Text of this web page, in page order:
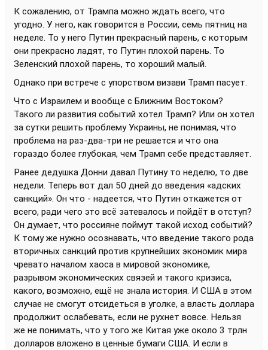
К сожалению, от Трампа можно ждать всего, что
угодно. У него, как говорится в России, семь пятниц на
неделе. То у него Путин прекрасный парень, с которым
они прекрасно ладят, то Путин плохой парень. То
Зеленский плохой парень, то хороший малый.
Однако при встрече с упорством визави Трамп пасует.
Что с Израилем и вообще с Ближним Востоком?
Такого ли развития событий хотел Трамп? Или он хотел
за сутки решить проблему Украины, не понимая, что
проблема на раз-два-три не решается и что она
гораздо более глубокая, чем Трамп себе представляет.
Ранее дедушка Донни давал Путину то неделю, то две
недели. Теперь вот дал 50 дней до введения «адских
санкций». Он что - надеется, что Путин откажется от
всего, ради чего это всё затевалось и пойдёт в отступ?
Он думает, что россияне поймут такой исход событий?
К тому же нужно осознавать, что введение такого рода
вторичных санкций против крупнейших экономик мира
чревато началом хаоса в мировой экономике,
разрывом экономических связей и такого кризиса,
какого, возможно, ещё не знала история. И США в этом
случае не смогут отсидеться в уголке, а власть доллара
продолжит ослабевать, если не рухнет вовсе. Нельзя
же не понимать, что у того же Китая уже около 3 трлн
долларов вложено в ценные бумаги США. И если в